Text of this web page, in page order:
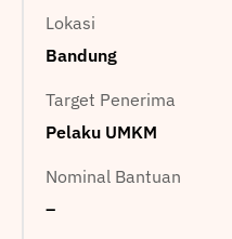
Lokasi
Bandung
Target Penerima
Pelaku UMKM
Nominal Bantuan
–